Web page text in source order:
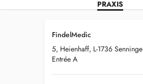
PRAXIS
FindelMedic
5, Heienhaff, L-1736
Entrée A